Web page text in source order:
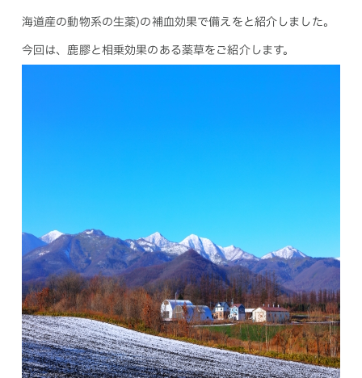
海道産の動物系の生薬)の補血効果で備えをと紹介しました。
今回は、鹿膠と相乗効果のある薬草をご紹介します。